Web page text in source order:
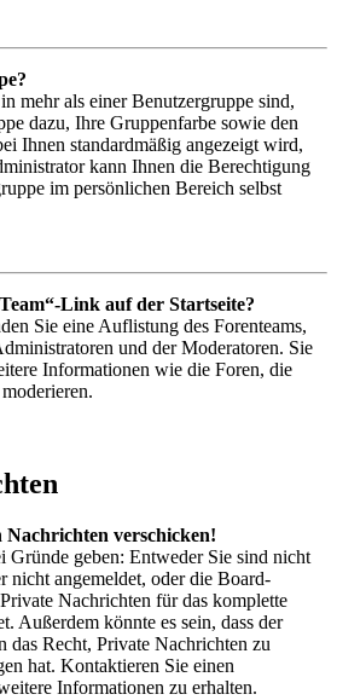
mehr als einer Benutzergruppe sind,
dazu, Ihre Gruppenfarbe sowie den
Ihnen standardmäßig angezeigt wird,
kann Ihnen die Berechtigung
im persönlichen Bereich selbst
Link auf der Startseite?
Sie eine Auflistung des Forenteams,
und der Moderatoren. Sie
Informationen wie die Foren, die
verschicken!
Gründe geben: Entweder Sie sind nicht
nicht angemeldet, oder die Board-
Nachrichten für das komplette
Außerdem könnte es sein, dass der
das Recht, Private Nachrichten zu
hat. Kontaktieren Sie einen
Informationen zu erhalten.